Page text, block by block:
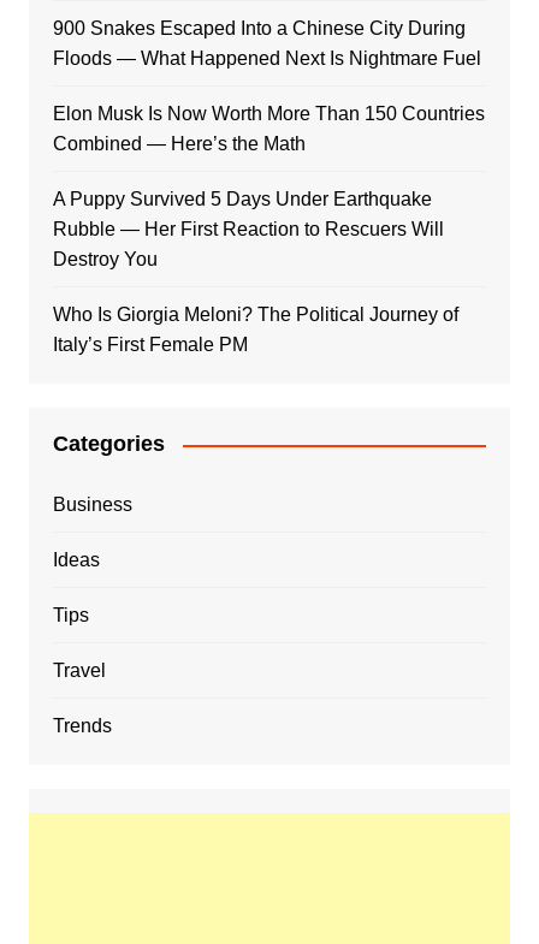
900 Snakes Escaped Into a Chinese City During
Floods — What Happened Next Is Nightmare Fuel
Elon Musk Is Now Worth More Than 150 Countries
Combined — Here’s the Math
A Puppy Survived 5 Days Under Earthquake
Rubble — Her First Reaction to Rescuers Will
Destroy You
Who Is Giorgia Meloni? The Political Journey of
Italy’s First Female PM
Categories
Business
Ideas
Tips
Travel
Trends